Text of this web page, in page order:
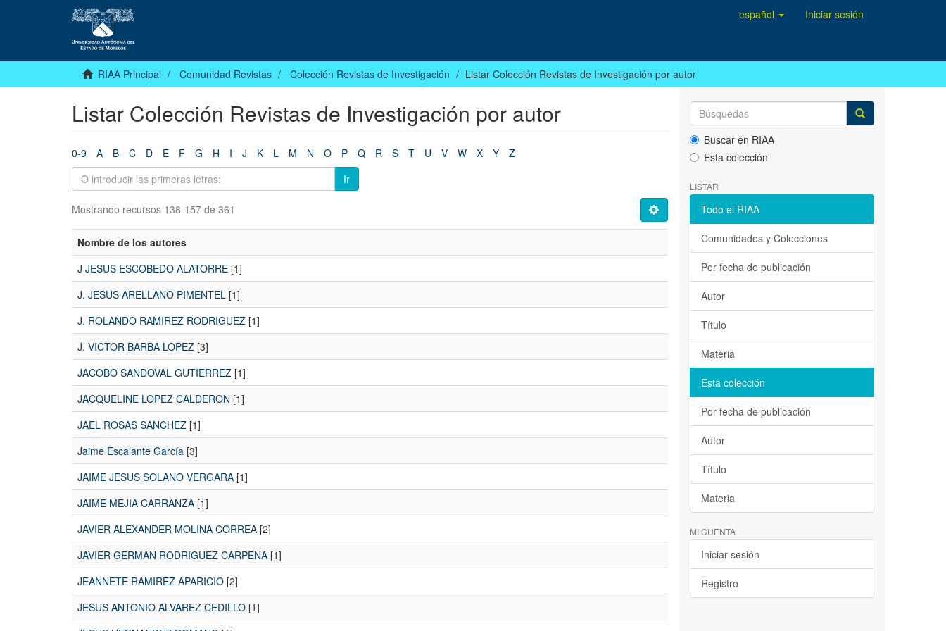
español Iniciar sesión
RIAA Principal Comunidad Revistas Colección Revistas de Investigación Listar Colección Revistas de Investigación por autor
Listar Colección Revistas de Investigación por autor
0-9 A B C D E F G H I J K L M N O P Q R S T U V W X Y
Z
Ir
Mostrando recursos 138-157 de 361
Nombre de los autores
J JESUS ESCOBEDO ALATORRE [1]
J. JESUS ARELLANO PIMENTEL [1]
J. ROLANDO RAMIREZ RODRIGUEZ [1]
J. VICTOR BARBA LOPEZ [3]
JACOBO SANDOVAL GUTIERREZ [1]
JACQUELINE LOPEZ CALDERON [1]
JAEL ROSAS SANCHEZ [1]
Jaime Escalante García [3]
JAIME JESUS SOLANO VERGARA [1]
JAIME MEJIA CARRANZA [1]
JAVIER ALEXANDER MOLINA CORREA [2]
JAVIER GERMAN RODRIGUEZ CARPENA [1]
JEANNETE RAMIREZ APARICIO [2]
JESUS ANTONIO ALVAREZ CEDILLO [1]
Buscar en RIAA
Esta colección
LISTAR
Todo el RIAA
Comunidades y Colecciones
Por fecha de publicación
Autor
Título
Materia
Esta colección
Por fecha de publicación
Autor
Título
Materia
MI CUENTA
Iniciar sesión
Registro